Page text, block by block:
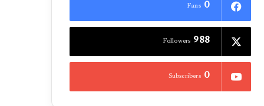
0
Fans
988
Followers
0
Subscribers